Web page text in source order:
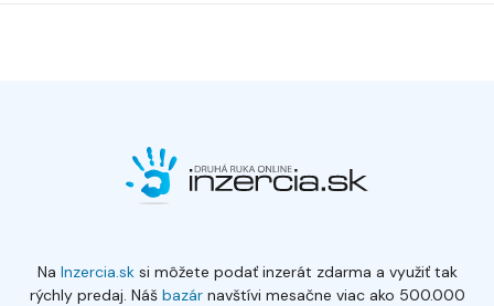
Na Inzercia.sksi môžete podať inzerát zdarma a využiť tak
rýchly predaj. Náš bazárnavštívi mesačne viac ako 500.000